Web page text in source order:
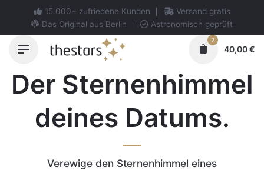
content
15.000+ zufriedene Kunden
Versand gratis
Das Original aus Berlin
Astronomisch geprüft
40,00€
2
Der Sternenhimmel
deines Datums.
Verewige den Sternenhimmel eines